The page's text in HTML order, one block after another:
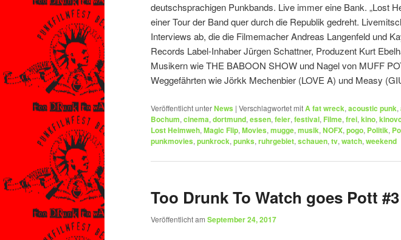
deutschsprachigen Punkbands. Live immer eine Bank. „Lost
einer Tour der Band quer durch die Republik gedreht.
Interviews ab, die die Filmemacher Andreas Langenfeld und
Records Label-Inhaber Jürgen Schattner, Produzent Kurt
Musikern wie THE BABOON SHOW und Nagel von MUFF
Weggefährten wie Jörkk Mechenbier (LOVE A) und Measy
Veröffentlicht unterNews | Verschlagwortet mitA fat wreck, acoustic punk,
Bochum, cinema, dortmund, essen, feier, festival, Filme, frei, kino,
Lost Heimweh, Magic Flip, Movies, mugge, musik, NOFX, pogo, Politik,
punkmovies, punkrock, punks, ruhrgebiet, schauen, tv, watch, weekend
Too Drunk To Watch goes Pott #3
Veröffentlicht am September 24, 2017